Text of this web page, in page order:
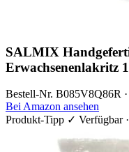
SALMIX
Erwachsenenlakritz
Bestell-Nr. B085V8Q86R
Bei Amazon ansehen
Produkt-Tipp ✓ Verfügbar